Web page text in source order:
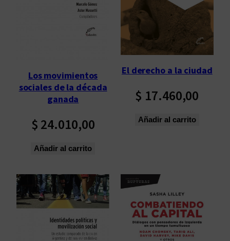
Los movimientos
sociales de la década
ganada
$ 24.010,00
Añadir al carrito
El derecho a la ciudad
$ 17.460,00
Añadir al carrito